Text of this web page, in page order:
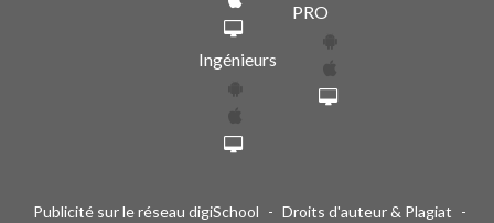
Ingénieurs
PRO
Publicité sur le réseau digiSchool - Droits d'auteur & Plagiat -